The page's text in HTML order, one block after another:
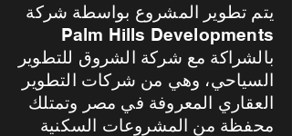
يتم تطوير المشروع بواسطة شركة
Palm Hills Developments
بالشراكة مع شركة الشروق للتطوير
السياحي، وهي من شركات التطوير
العقاري المعروفة في مصر وتمتلك
محفظة من المشروعات السكنية